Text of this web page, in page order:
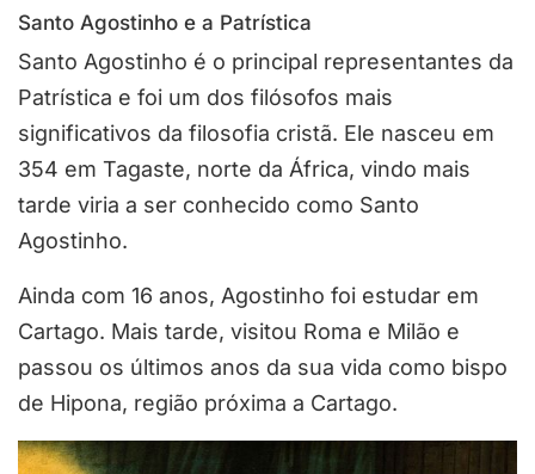
Santo Agostinho e a Patrística
Santo Agostinho é o principal representantes da
Patrística e foi um dos filósofos mais
significativos da filosofia cristã. Ele nasceu em
354 em Tagaste, norte da África, vindo mais
tarde viria a ser conhecido como Santo
Agostinho.
Ainda com 16 anos, Agostinho foi estudar em
Cartago. Mais tarde, visitou Roma e Milão e
passou os últimos anos da sua vida como bispo
de Hipona, região próxima a Cartago.